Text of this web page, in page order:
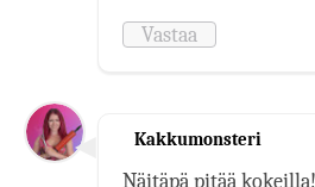
Vastaa
Kakkumonsteri
Näitäpä pitää kokeilla!